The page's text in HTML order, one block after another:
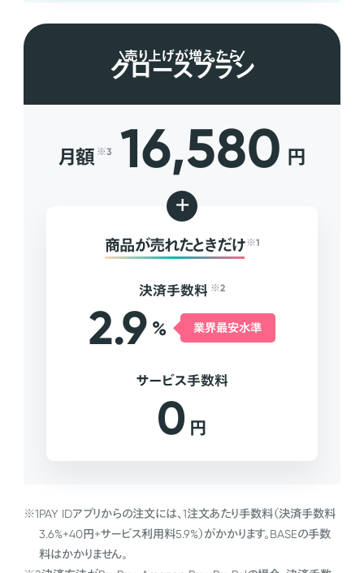
売り上げが増えたら
グロースプラン
月額 ※3 16,580 円
+
商品が売れたときだけ ※1
決済手数料 ※2
2.9 % 業界最安水準
サービス手数料
0 円
※1PAY IDアプリからの注文には、1注文あたり手数料（決済手数料
3.6%+40円+サービス利用料5.9%）がかかります。BASEの手数
料はかかりません。